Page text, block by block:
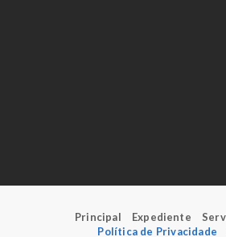
Principal Expediente
Política de Privacidade